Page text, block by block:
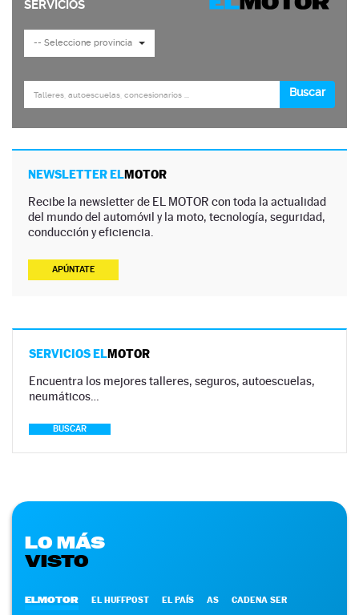
NEWSLETTER ELMOTOR
Recibe la newsletter de EL MOTOR con toda la actualidad
del mundo del automóvil y la moto, tecnología, seguridad,
conducción y eficiencia.
APÚNTATE
SERVICIOS ELMOTOR
Encuentra los mejores talleres, seguros, autoescuelas,
neumáticos…
BUSCAR
LO MÁS
VISTO
ELMOTOR EL HUFFPOST EL PAÍS AS CADENA SER